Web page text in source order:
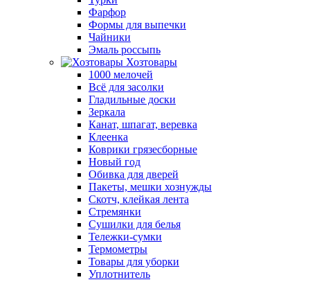
Фарфор
Формы для выпечки
Чайники
Эмаль россыпь
Хозтовары
1000 мелочей
Всё для засолки
Гладильные доски
Зеркала
Канат, шпагат, веревка
Клеенка
Коврики грязесборные
Новый год
Обивка для дверей
Пакеты, мешки хознужды
Скотч, клейкая лента
Стремянки
Сушилки для белья
Тележки-сумки
Термометры
Товары для уборки
Уплотнитель